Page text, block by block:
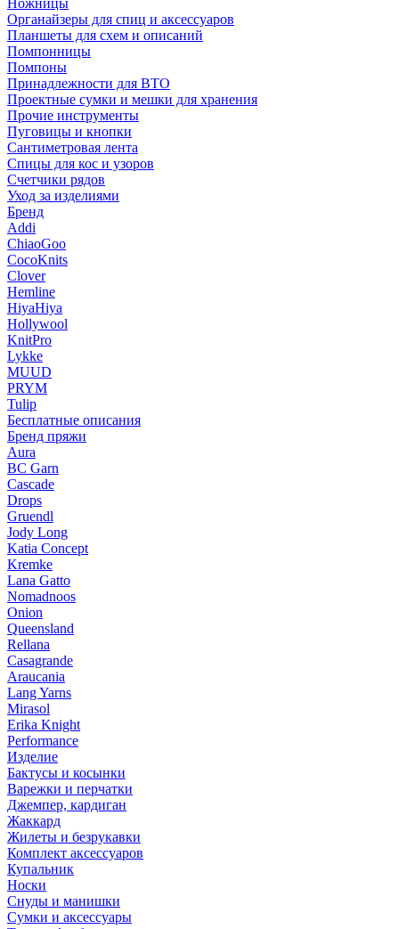
Ножницы
Органайзеры для спиц и аксессуаров
Планшеты для схем и описаний
Помпонницы
Помпоны
Принадлежности для ВТО
Проектные сумки и мешки для хранения
Прочие инструменты
Пуговицы и кнопки
Сантиметровая лента
Спицы для кос и узоров
Счетчики рядов
Уход за изделиями
Бренд
Addi
ChiaoGoo
CocoKnits
Clover
Hemline
HiyaHiya
Hollywool
KnitPro
Lykke
MUUD
PRYM
Tulip
Бесплатные описания
Бренд пряжи
Aura
BC Garn
Cascade
Drops
Gruendl
Jody Long
Katia Concept
Kremke
Lana Gatto
Nomadnoos
Onion
Queensland
Rellana
Casagrande
Araucania
Lang Yarns
Mirasol
Erika Knight
Performance
Изделие
Бактусы и косынки
Варежки и перчатки
Джемпер, кардиган
Жаккард
Жилеты и безрукавки
Комплект аксессуаров
Купальник
Носки
Снуды и манишки
Сумки и аксессуары